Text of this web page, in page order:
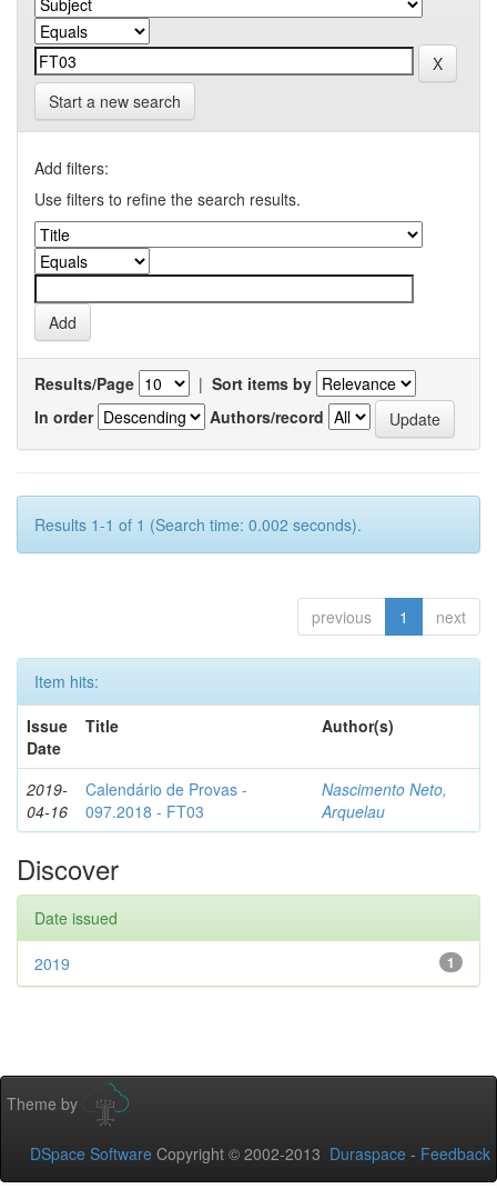
Start a new search
Add filters:
Use filters to refine the search results.
Results/Page | Sort items by
In order
Authors/record
Results 1-1 of 1 (Search time: 0.002 seconds).
previous 1 next
Item hits:
Issue
Date
Title Author(s)
2019-
04-16
Calendário de Provas -
097.2018 - FT03
Nascimento Neto,
Arquelau
Discover
Date issued
1
2019
Theme by
DSpace Software Copyright © 2002-2013 Duraspace - Feedback